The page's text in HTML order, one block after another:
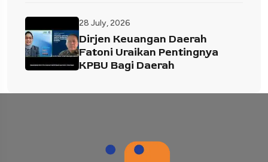
28 July, 2026
Dirjen Keuangan Daerah
Fatoni Uraikan Pentingnya
KPBU Bagi Daerah